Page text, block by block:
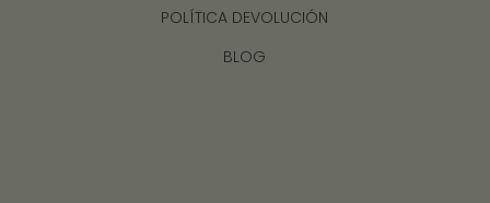
POLÍTICA DEVOLUCIÓN
BLOG